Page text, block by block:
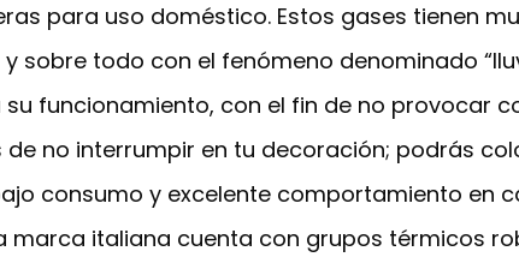
para uso doméstico. Estos gases tienen
sobre todo con el fenómeno denominado
su funcionamiento, con el fin de no provocar
de no interrumpir en tu decoración; podrás
consumo y excelente comportamiento en
marca italiana cuenta con grupos térmicos